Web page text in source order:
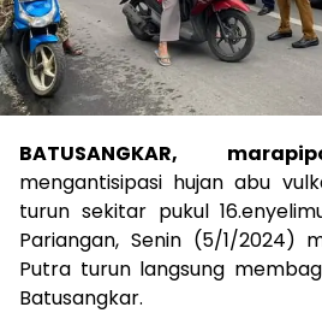
BATUSANGKAR,
mengantisipasi hujan abu
turun sekitar pukul
Pariangan, Senin (5/1/2024)
Putra turun langsung
Batusangkar.